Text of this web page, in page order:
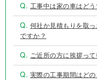
Q. 工事中は家の車はど
Q. 何社か見積もりを取
ですか？
Q. ご近所の方に挨拶っ
Q. 実際の工事期間はど